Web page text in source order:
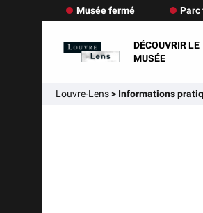
Musée fermé Parc
DÉCOUVRIR LE
MUSÉE
Louvre-Lens> Informations